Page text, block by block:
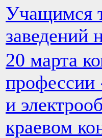
Учащимся
заведений
20 марта
профессии
и
краевом